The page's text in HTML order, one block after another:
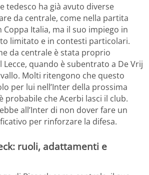
tedesco ha già avuto diverse
da centrale, come nella partita
Coppa Italia, ma il suo impiego in
limitato e in contesti particolari.
da centrale è stata proprio
quando è subentrato a De Vrij
Molti ritengono che questo
per lui nell’Inter della prossima
probabile che Acerbi lasci il club.
all’Inter di non dover fare un
per rinforzare la difesa.
ruoli, adattamenti e